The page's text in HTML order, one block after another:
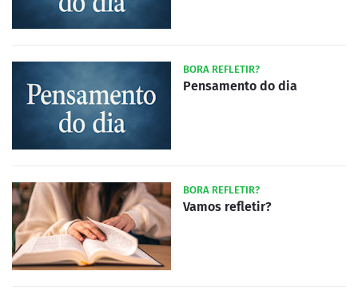
BORA REFLETIR?
Pensamento do dia
BORA REFLETIR?
Vamos refletir?